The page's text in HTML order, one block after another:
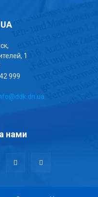
1
999
нами